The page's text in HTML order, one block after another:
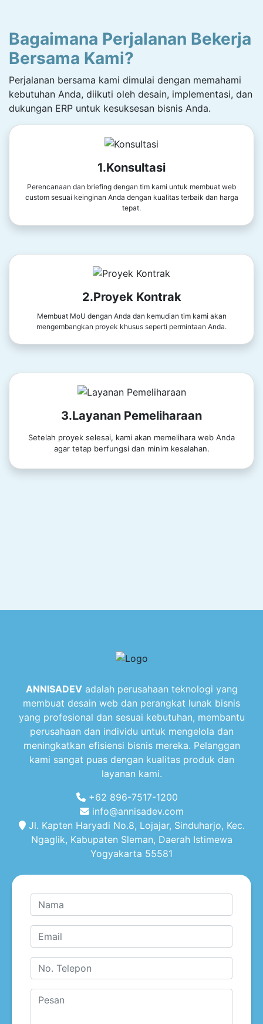
Bagaimana Perjalanan Bekerja
Bersama Kami?
Perjalanan bersama kami dimulai dengan memahami
kebutuhan Anda, diikuti oleh desain, implementasi, dan
dukungan ERP untuk kesuksesan bisnis Anda.
1.Konsultasi
Perencanaan dan briefing dengan tim kami untuk membuat web
custom sesuai keinginan Anda dengan kualitas terbaik dan harga
tepat.
2.Proyek Kontrak
Membuat MoU dengan Anda dan kemudian tim kami akan
mengembangkan proyek khusus seperti permintaan Anda.
3.Layanan Pemeliharaan
Setelah proyek selesai, kami akan memelihara web Anda
agar tetap berfungsi dan minim kesalahan.
ANNISADEVadalah perusahaan teknologi yang
membuat desain web dan perangkat lunak bisnis
yang profesional dan sesuai kebutuhan, membantu
perusahaan dan individu untuk mengelola dan
meningkatkan efisiensi bisnis mereka. Pelanggan
kami sangat puas dengan kualitas produk dan
layanan kami.
+62 896-7517-1200
info@annisadev.com
Jl. Kapten Haryadi No.8, Lojajar, Sinduharjo, Kec.
Ngaglik, Kabupaten Sleman, Daerah Istimewa
Yogyakarta 55581